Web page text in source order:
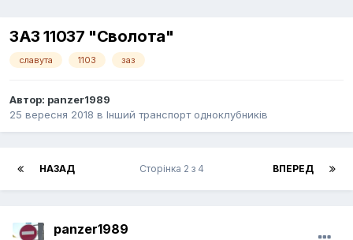
ЗАЗ 11037 "Сволота"
славута 1103 заз
Автор: panzer1989
25 вересня 2018 в Інший транспорт одноклубників
НАЗАД ВПЕРЕД
Сторінка 2 з 4
panzer1989